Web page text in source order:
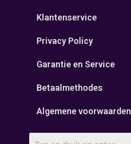
Klantenservice
Privacy Policy
Garantie en Service
Betaalmethodes
Algemene voorwaarden